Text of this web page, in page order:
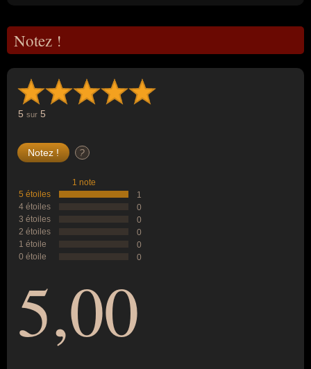
Notez !
5 sur 5
?
1 note
5 étoiles
1
4 étoiles
0
3 étoiles
0
2 étoiles
0
1 étoile
0
0 étoile
0
5,00